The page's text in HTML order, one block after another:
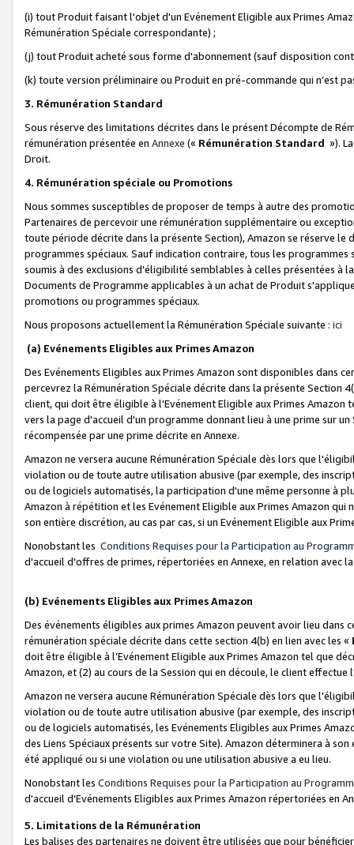
(i) tout Produit faisant l'objet d'un Evénement Eligible aux Primes
Rémunération Spéciale correspondante) ;
(j) tout Produit acheté sous forme d'abonnement (sauf disposition
(k) toute version préliminaire ou Produit en pré-commande qui n’est
3. Rémunération Standard
Sous réserve des limitations décrites dans le présent Décompte de
rémunération présentée en Annexe (« Rémunération Standard »).
Droit.
4. Rémunération spéciale ou Promotions
Nous sommes susceptibles de proposer de temps à autre des
Partenaires de percevoir une rémunération supplémentaire ou
toute période décrite dans la présente Section), Amazon se réserve
programmes spéciaux. Sauf indication contraire, tous les
soumis à des exclusions d'éligibilité semblables à celles présentées à
Documents de Programme applicables à un achat de Produit
promotions ou programmes spéciaux.
Nous proposons actuellement la Rémunération Spéciale suivante : ici
(a) Evénements Eligibles aux Primes Amazon
Des Evénements Eligibles aux Primes Amazon sont disponibles dans
percevrez la Rémunération Spéciale décrite dans la présente Section
client, qui doit être éligible à l'Evénement Eligible aux Primes Amazon
vers la page d'accueil d'un programme donnant lieu à une prime sur
récompensée par une prime décrite en Annexe.
Amazon ne versera aucune Rémunération Spéciale dès lors que
violation ou de toute autre utilisation abusive (par exemple, des
ou de logiciels automatisés, la participation d'une même personne à
Amazon à répétition et les Evénement Eligible aux Primes Amazon qui
son entière discrétion, au cas par cas, si un Evénement Eligible aux
Nonobstant les Conditions Requises pour la Participation au
d'accueil d'offres de primes, répertoriées en Annexe, en relation avec
(b) Evénements Eligibles aux Primes Amazon
Des événements éligibles aux primes Amazon peuvent avoir lieu dans
rémunération spéciale décrite dans cette section 4(b) en lien avec les «
doit être éligible à l’Evénement Eligible aux Primes Amazon tel que
Amazon, et (2) au cours de la Session qui en découle, le client
Amazon ne versera aucune Rémunération Spéciale dès lors que
violation ou de toute autre utilisation abusive (par exemple, des
ou de logiciels automatisés, les Evénements Eligibles aux Primes
des Liens Spéciaux présents sur votre Site). Amazon déterminera à
été appliqué ou si une violation ou une utilisation abusive a eu lieu.
Nonobstant les Conditions Requises pour la Participation au
d'accueil d'Evénements Eligibles aux Primes Amazon répertoriées en
5. Limitations de la Rémunération
Les balises des partenaires ne doivent être utilisées que pour